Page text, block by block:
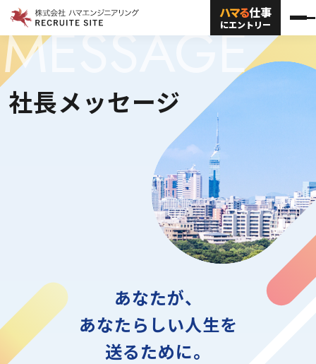
メインコンテンツにスキップ ハマる仕事
にエントリー メ
MESSAGE
社長メッセージ
あなたが、
あなたらしい人生を
送るために。